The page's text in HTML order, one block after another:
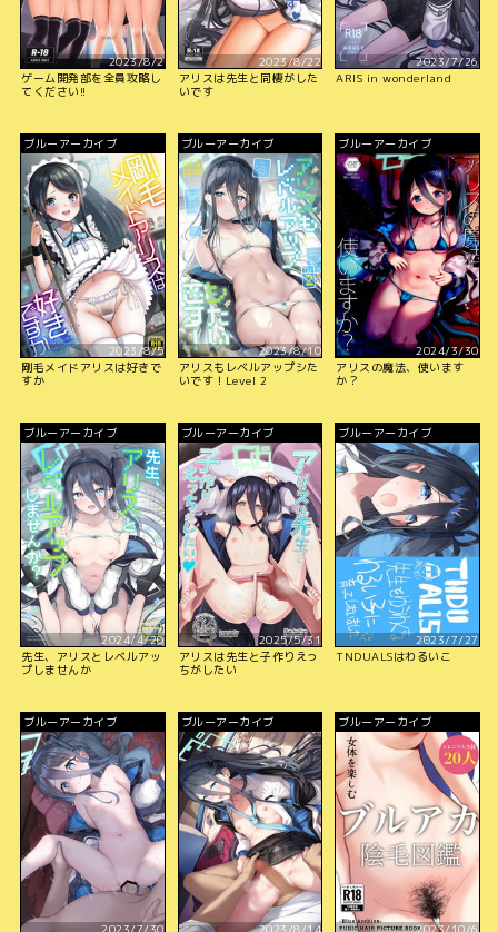
2023/8/2
ゲーム開発部を全員攻略し
てください!!
2023/8/22
アリスは先生と同棲がした
いです
2023/7/26
ARIS in wonderland
ブルーアーカイブ
2023/8/5
剛毛メイドアリスは好きで
すか
ブルーアーカイブ
2023/8/10
アリスもレベルアップシた
いです！Level 2
ブルーアーカイブ
2024/3/30
アリスの魔法、使います
か？
ブルーアーカイブ
2024/4/20
先生、アリスとレベルアッ
プしませんか
ブルーアーカイブ
2025/5/31
アリスは先生と子作りえっ
ちがしたい
ブルーアーカイブ
2023/7/27
TNDUALSはわるいこ
ブルーアーカイブ
2023/7/30
ブルーアーカイブ
2023/8/14
ブルーアーカイブ
2023/10/6